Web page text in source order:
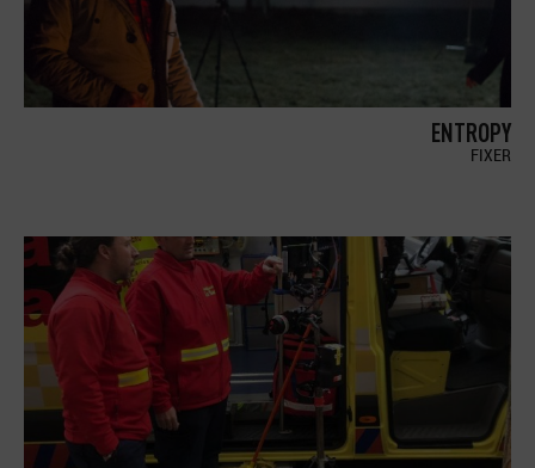
ENTROPY
FIXER